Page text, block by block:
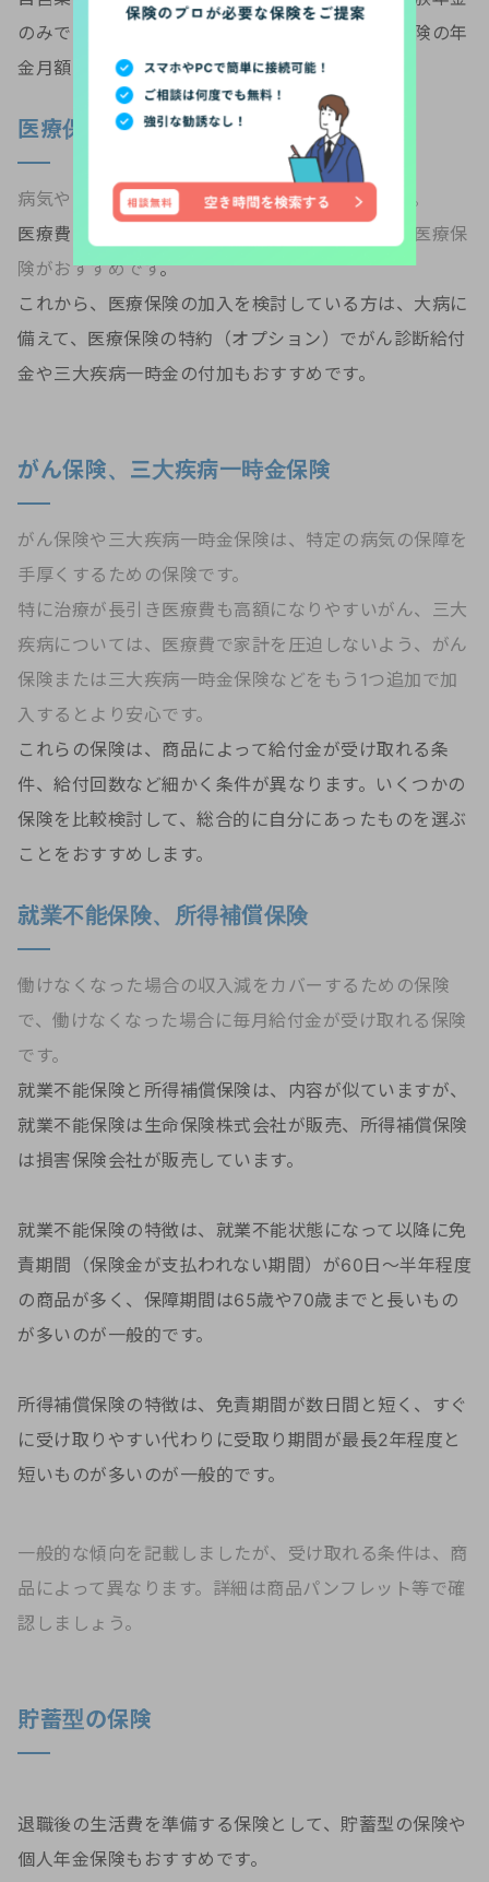
のみであるため、不足分を補うように収入保障保険の年
金月額を高くしておく必要があります。
医療保険
病気やケガの入院や手術に幅広く備える保険です。
医療費の自己負担分を補うために、まずは民間の 医療保
険がおすすめです。
これから、医療保険の加入を検討している方は、大病に
備えて、医療保険の特約（オプション）でがん診断給付
金や三大疾病一時金の付加もおすすめです。
がん保険、三大疾病一時金保険
がん保険や三大疾病一時金保険は、特定の病気の保障を
手厚くするための保険です。
特に治療が長引き医療費も高額になりやすいがん、三大
疾病については、医療費で家計を圧迫しないよう、がん
保険または三大疾病一時金保険などをもう1つ追加で加
入するとより安心です。
これらの保険は、商品によって給付金が受け取れる条
件、給付回数など細かく条件が異なります。いくつかの
保険を比較検討して、総合的に自分にあったものを選ぶ
ことをおすすめします。
就業不能保険、所得補償保険
働けなくなった場合の収入減をカバーするための保険
で、働けなくなった場合に毎月給付金が受け取れる保険
です。
就業不能保険と所得補償保険は、内容が似ていますが、
就業不能保険は生命保険株式会社が販売、所得補償保険
は損害保険会社が販売しています。
就業不能保険の特徴は、就業不能状態になって以降に免
責期間（保険金が支払われない期間）が60日～半年程度
の商品が多く、保障期間は65歳や70歳までと長いもの
が多いのが一般的です。
所得補償保険の特徴は、免責期間が数日間と短く、すぐ
に受け取りやすい代わりに受取り期間が最長2年程度と
短いものが多いのが一般的です。
一般的な傾向を記載しましたが、受け取れる条件は、商
品によって異なります。詳細は商品パンフレット等で確
認しましょう。
貯蓄型の保険
退職後の生活費を準備する保険として、貯蓄型の保険や
個人年金保険もおすすめです。